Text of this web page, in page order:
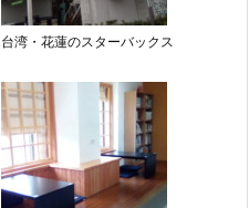
台湾・花蓮のスターバックス